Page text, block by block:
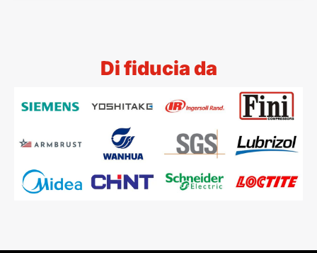
Di fiducia da